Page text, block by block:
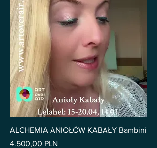
ALCHEMIA ANIOŁÓW KABAŁY Bambini
Pris
4.500,00 PLN